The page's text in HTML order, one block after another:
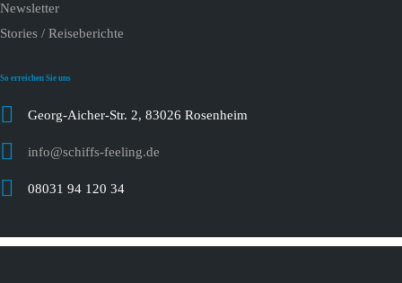
Newsletter
Stories / Reiseberichte
So erreichen Sie uns
Georg-Aicher-Str. 2, 83026 Rosenheim
info@schiffs-feeling.de
08031 94 120 34